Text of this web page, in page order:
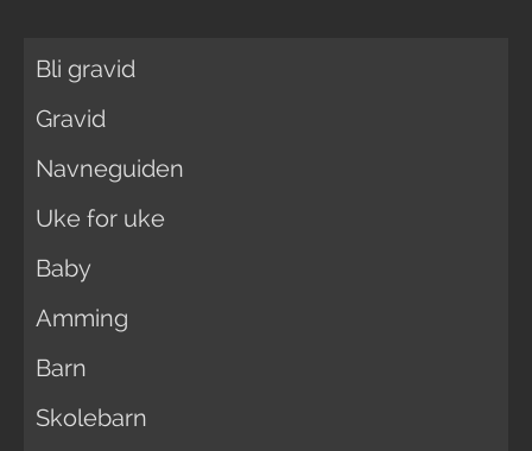
Bli gravid
Gravid
Navneguiden
Uke for uke
Baby
Amming
Barn
Skolebarn